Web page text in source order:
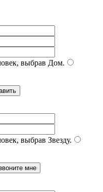
выбрав Дом.
выбрав Звезду.